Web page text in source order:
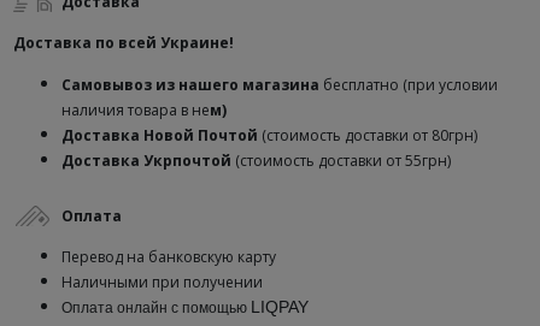
Доставка по всей Украине!
Самовывоз из нашего магазина бесплатно (при условии
наличия товара в нем)
Доставка Новой Почтой (стоимость доставки от 80грн)
Доставка Укрпочтой (стоимость доставки от 55грн)
Оплата
Перевод на банковскую карту
Наличными при получении
Оплата онлайн с помощью LIQPAY